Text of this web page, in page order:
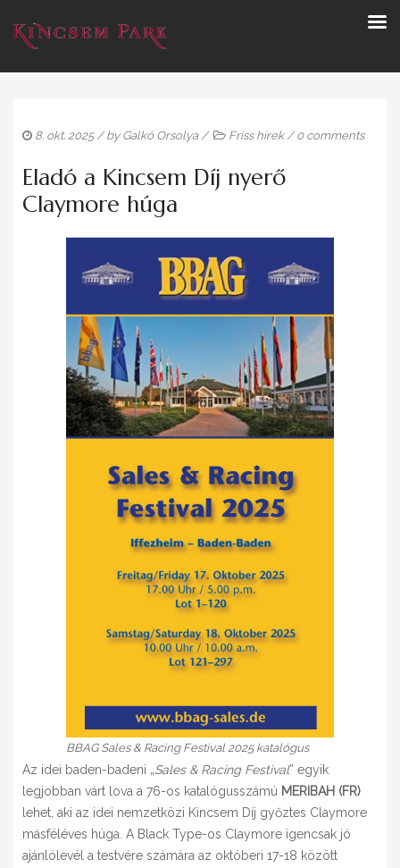
8. okt. 2025/ by Galkó Orsolya/ Friss hírek/0 comments
Eladó a Kincsem Díj nyerő
Claymore húga
BBAG Sales & Racing Festival 2025 katalógus
Az idei baden-badeni „Sales & Racing Festival” egyik
legjobban várt lova a 76-os katalógusszámú MERIBAH (FR)
lehet, aki az idei nemzetközi Kincsem Díj győztes Claymore
másféléves húga. A Black Type-os Claymore igencsak jó
ajánlólevél a testvére számára az októberi 17-18 között